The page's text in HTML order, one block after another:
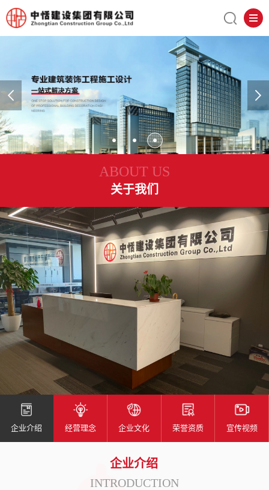
ABOUT US
关于我们
企业介绍 经营理念 企业文化 荣誉资质 宣传视频
企业介绍
INTRODUCTION